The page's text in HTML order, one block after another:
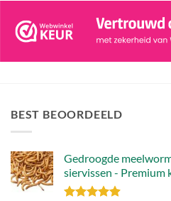
BEST BEOORDEELD
Gedroogde
siervissen - Premium